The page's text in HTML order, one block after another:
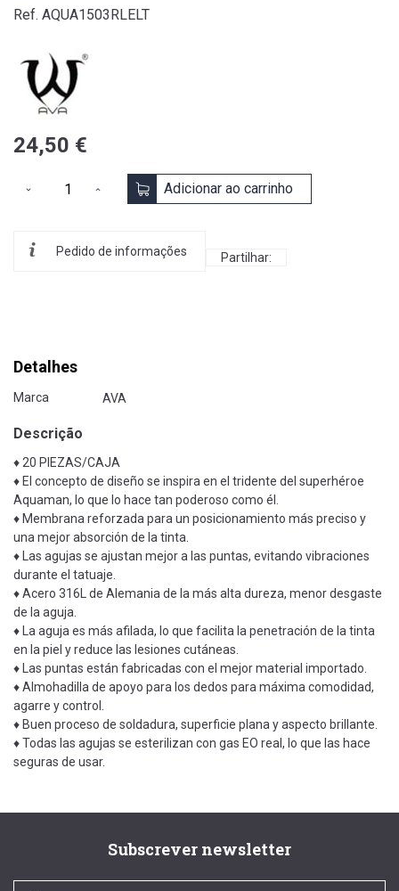
Ref. AQUA1503RLELT
24,50 €
Adicionar ao carrinho
Pedido de informações Partilhar:
Detalhes
Marca AVA
Descrição
♦ 20 PIEZAS/CAJA
♦ El concepto de diseño se inspira en el tridente del superhéroe
Aquaman, lo que lo hace tan poderoso como él.
♦ Membrana reforzada para un posicionamiento más preciso y
una mejor absorción de la tinta.
♦ Las agujas se ajustan mejor a las puntas, evitando vibraciones
durante el tatuaje.
♦ Acero 316L de Alemania de la más alta dureza, menor desgaste
de la aguja.
♦ La aguja es más afilada, lo que facilita la penetración de la tinta
en la piel y reduce las lesiones cutáneas.
♦ Las puntas están fabricadas con el mejor material importado.
♦ Almohadilla de apoyo para los dedos para máxima comodidad,
agarre y control.
♦ Buen proceso de soldadura, superficie plana y aspecto brillante.
♦ Todas las agujas se esterilizan con gas EO real, lo que las hace
seguras de usar.
Subscrever newsletter